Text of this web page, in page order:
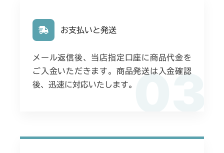
03
お支払いと発送
メール返信後、当店指定口座に商品代金を
ご入金いただきます。商品発送は入金確認
後、迅速に対応いたします。